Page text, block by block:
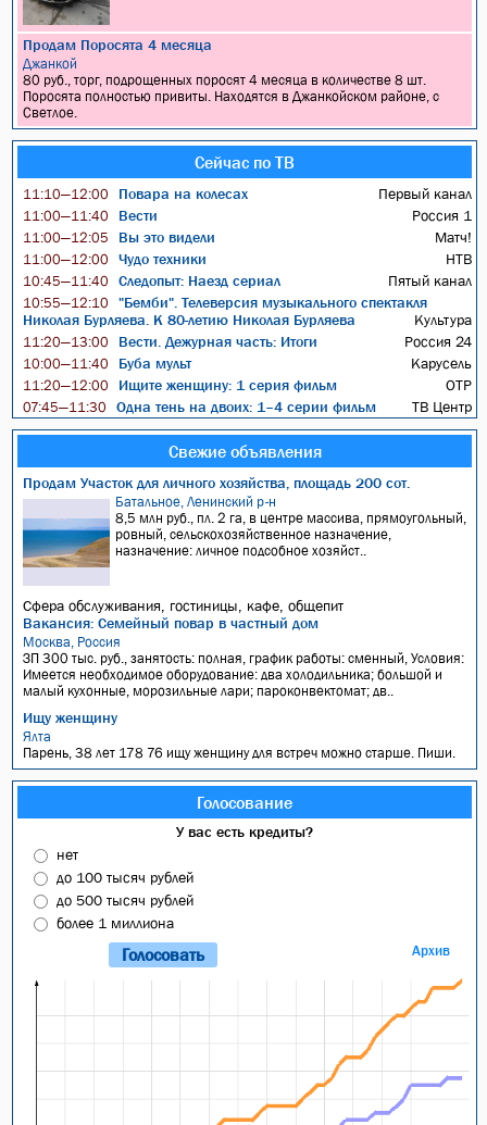
Продам Поросята 4 месяца
Джанкой
80 руб., торг, подрощенных поросят 4 месяца в количестве 8 шт.
Поросята полностью привиты. Находятся в Джанкойском районе, с
Светлое.
Сейчас по ТВ
11:10—12:00 Повара на колесах Первый канал
11:00—11:40 Вести Россия 1
11:00—12:05 Вы это видели Матч!
11:00—12:00 Чудо техники НТВ
10:45—11:40 Следопыт: Наезд сериал Пятый канал
10:55—12:10
"Бемби". Телеверсия музыкального спектакля
Николая Бурляева. К 80-летию Николая Бурляева
Культура
11:20—13:00 Вести. Дежурная часть: Итоги Россия 24
10:00—11:40 Буба мульт Карусель
11:20—12:00 Ищите женщину: 1 серия фильм ОТР
07:45—11:30 Одна тень на двоих: 1–4 серии фильм ТВ Центр
Свежие объявления
Продам Участок для личного хозяйства, площадь 200 сот.
Батальное, Ленинский р-н
8,5 млн руб., пл. 2 га, в центре массива, прямоугольный,
ровный, сельскохозяйственное назначение,
назначение: личное подсобное хозяйст..
Сфера обслуживания, гостиницы, кафе, общепит
Вакансия: Семейный повар в частный дом
Москва, Россия
ЗП 300 тыс. руб., занятость: полная, график работы: сменный, Условия:
Имеется необходимое оборудование: два холодильника; большой и
малый кухонные, морозильные лари; пароконвектомат; дв..
Ищу женщину
Ялта
Парень, 38 лет 178 76 ищу женщину для встреч можно старше. Пиши.
Голосование
У вас есть кредиты?
нет
до 100 тысяч рублей
до 500 тысяч рублей
более 1 миллиона
Архив